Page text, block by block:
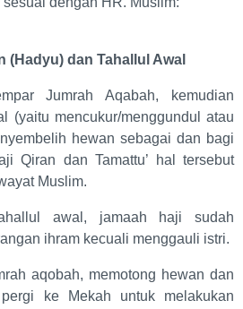
(Hadyu) dan Tahallul Awal
Jumrah Aqabah, kemudian
(yaitu mencukur/menggundul atau
hewan sebagai dan bagi
Qiran dan Tamattu’ hal tersebut
Muslim.
awal, jamaah haji sudah
ihram kecuali menggauli istri.
aqobah, memotong hewan dan
ke Mekah untuk melakukan